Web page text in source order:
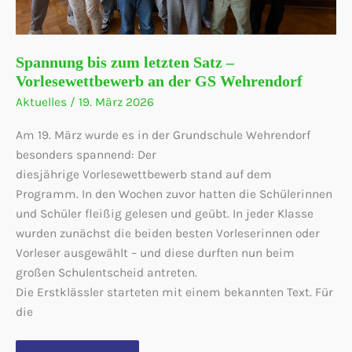
Spannung bis zum letzten Satz –
Vorlesewettbewerb an der GS Wehrendorf
Aktuelles / 19. März 2026
Am 19. März wurde es in der Grundschule Wehrendorf
besonders spannend: Der
diesjährige Vorlesewettbewerb stand auf dem
Programm. In den Wochen zuvor hatten die Schülerinnen
und Schüler fleißig gelesen und geübt. In jeder Klasse
wurden zunächst die beiden besten Vorleserinnen oder
Vorleser ausgewählt – und diese durften nun beim
großen Schulentscheid antreten.
Die Erstklässler starteten mit einem bekannten Text. Für
die